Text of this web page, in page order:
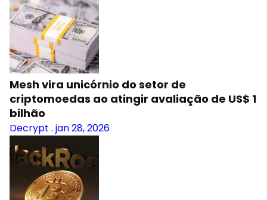
Mesh vira unicórnio do setor de
criptomoedas ao atingir avaliação de US$ 1
bilhão
Decrypt . jan 28, 2026